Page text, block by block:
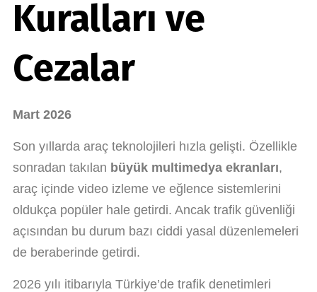
Kuralları ve
Cezalar
Mart 2026
Son yıllarda araç teknolojileri hızla gelişti. Özellikle
sonradan takılan büyük multimedya ekranları,
araç içinde video izleme ve eğlence sistemlerini
oldukça popüler hale getirdi. Ancak trafik güvenliği
açısından bu durum bazı ciddi yasal düzenlemeleri
de beraberinde getirdi.
2026 yılı itibarıyla Türkiye’de trafik denetimleri